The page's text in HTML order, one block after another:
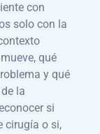
con
solo con la
qué
y qué
la
si
cirugía o si,